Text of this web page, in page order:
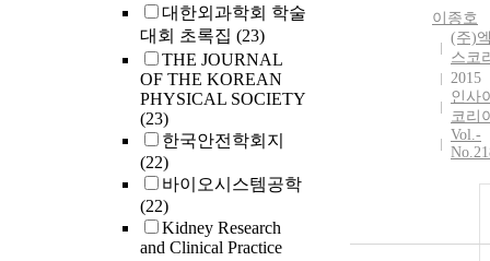
대한외과학회 학술
대회 초록집 (23)
THE JOURNAL
OF THE KOREAN
PHYSICAL SOCIETY
(23)
한국안전학회지
(22)
바이오시스템공학
(22)
Kidney Research
and Clinical Practice
이종호
(주)
스코
2015
인사
코리
Vol.-